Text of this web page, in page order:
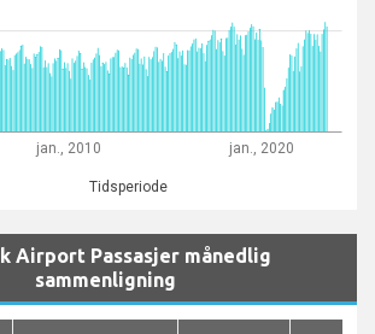
jan., 2010 jan., 2020
Tidsperiode
Airport Passasjer månedlig
sammenligning